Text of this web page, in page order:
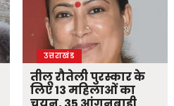
उत्तराखंड
तीलू रौतेली पुरस्कार के
लिए 13 महिलाओं का